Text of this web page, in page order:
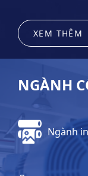
XEM THÊM
NGÀNH
Ngành in